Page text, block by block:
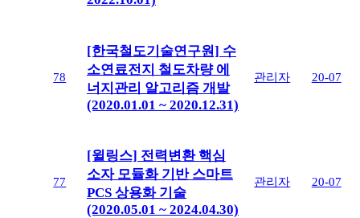
78
[한국철도기술연구원] 수
소연료전지 철도차량 에
너지관리 알고리즘 개발
(2020.01.01 ~ 2020.12.31)
관리자 20-07
77
[윌링스] 전력변환 핵심
소자 모듈화 기반 스마트
PCS 상용화 기술
(2020.05.01 ~ 2024.04.30)
관리자 20-07